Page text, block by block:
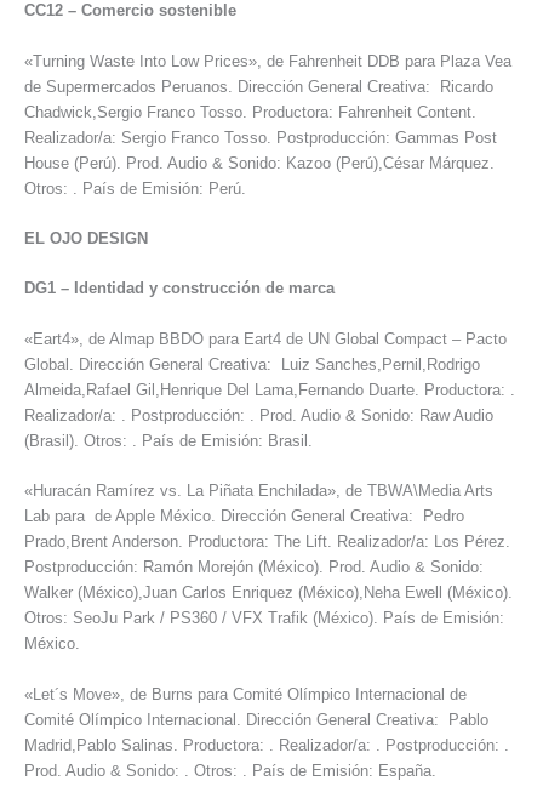
CC12 – Comercio sostenible
«Turning Waste Into Low Prices», de Fahrenheit DDB para Plaza Vea
de Supermercados Peruanos. Dirección General Creativa: Ricardo
Chadwick,Sergio Franco Tosso. Productora: Fahrenheit Content.
Realizador/a: Sergio Franco Tosso. Postproducción: Gammas Post
House (Perú). Prod. Audio & Sonido: Kazoo (Perú),César Márquez.
Otros: . País de Emisión: Perú.
EL OJO DESIGN
DG1 – Identidad y construcción de marca
«Eart4», de Almap BBDO para Eart4 de UN Global Compact – Pacto
Global. Dirección General Creativa: Luiz Sanches,Pernil,Rodrigo
Almeida,Rafael Gil,Henrique Del Lama,Fernando Duarte. Productora: .
Realizador/a: . Postproducción: . Prod. Audio & Sonido: Raw Audio
(Brasil). Otros: . País de Emisión: Brasil.
«Huracán Ramírez vs. La Piñata Enchilada», de TBWA\Media Arts
Lab para de Apple México. Dirección General Creativa: Pedro
Prado,Brent Anderson. Productora: The Lift. Realizador/a: Los Pérez.
Postproducción: Ramón Morejón (México). Prod. Audio & Sonido:
Walker (México),Juan Carlos Enriquez (México),Neha Ewell (México).
Otros: SeoJu Park / PS360 / VFX Trafik (México). País de Emisión:
México.
«Let´s Move», de Burns para Comité Olímpico Internacional de
Comité Olímpico Internacional. Dirección General Creativa: Pablo
Madrid,Pablo Salinas. Productora: . Realizador/a: . Postproducción: .
Prod. Audio & Sonido: . Otros: . País de Emisión: España.